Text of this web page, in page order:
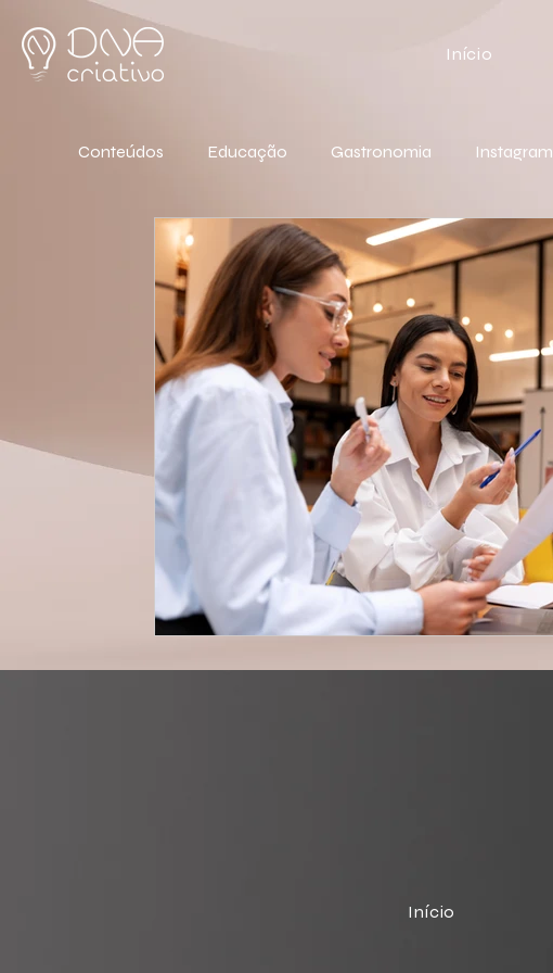
Início
Conteúdos Educação Gastronomia Instagram
Início